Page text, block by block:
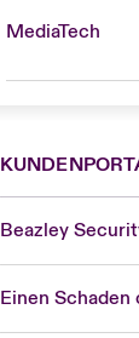
MediaTech
Beazley
Einen Schaden